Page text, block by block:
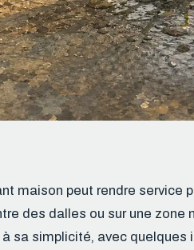
maison peut rendre service
des dalles ou sur une
sa simplicité, avec quelques